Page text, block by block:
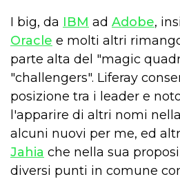
I big, da IBM ad Adobe,
Oracle e molti altri
parte alta del "magic
"challengers". Liferay
posizione tra i leader e
l'apparire di altri nomi
alcuni nuovi per me, ed
Jahia che nella sua
diversi punti in comune